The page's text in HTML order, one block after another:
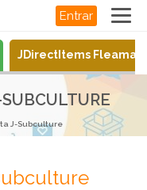
Entrar
JDirectItems
J-Subculture